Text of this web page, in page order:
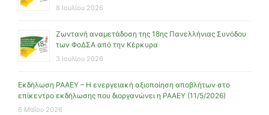
8 Ιουλίου 2026
Ζωντανή αναμετάδοση της 18ης Πανελλήνιας Συνόδου
των ΦοΔΣΑ από την Κέρκυρα
3 Ιουλίου 2026
Εκδήλωση ΡΑΑΕΥ – Η ενεργειακή αξιοποίηση αποβλήτων στο
επίκεντρο εκδήλωσης που διοργανώνει η ΡΑΑΕΥ (11/5/2026)
6 Μαΐου 2026